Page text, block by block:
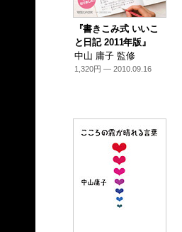
『書きこみ式 いいこ
と日記 2011年版』
中山 庸子 監修
1,320円 — 2010.09.16